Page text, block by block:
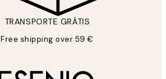
TRANSPORTE GRÁTIS
Free shipping over 59 €